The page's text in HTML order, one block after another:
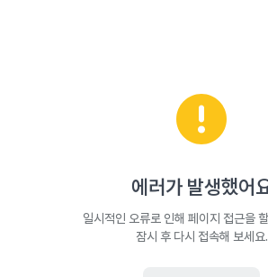
에러가 발생했어
일시적인 오류로 인해 페이지 접근을
잠시 후 다시 접속해 보세요.